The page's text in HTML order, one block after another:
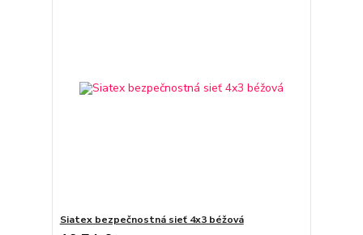
Siatex bezpečnostná sieť 4x3 béžová